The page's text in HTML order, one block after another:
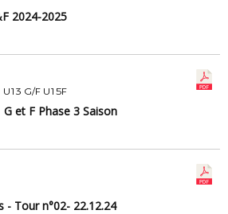
2024-2025
G/F U15F
et F Phase 3 Saison
- Tour n°02- 22.12.24